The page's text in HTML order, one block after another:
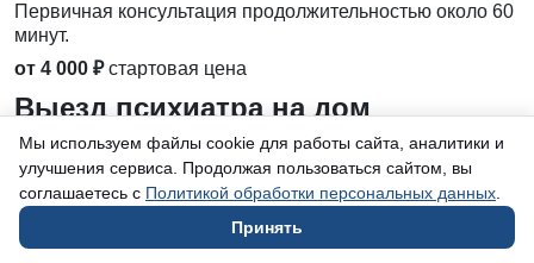
Первичная консультация продолжительностью около 60
минут.
от 4 000 ₽ стартовая цена
Выезд психиатра на дом
Консультация, осмотр и назначение лечения на дому.
от 5 000 ₽
стартовая цена
Неотложная психиатрическая
помощь
Мы используем файлы cookie для работы сайта, аналитики и
улучшения сервиса. Продолжая пользоваться сайтом, вы
соглашаетесь с Политикой обработки персональных данных
Принять